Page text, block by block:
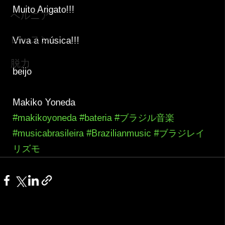
ヘルニア
レッスン
脱力
Muito Arigato!!!
Viva a música!!!
beijo
Makiko Yoneda
#makikoyoneda #bateria #ブラジル音楽
#musicabrasileira #Brazilianmusic #ブラジレイ
リズモ